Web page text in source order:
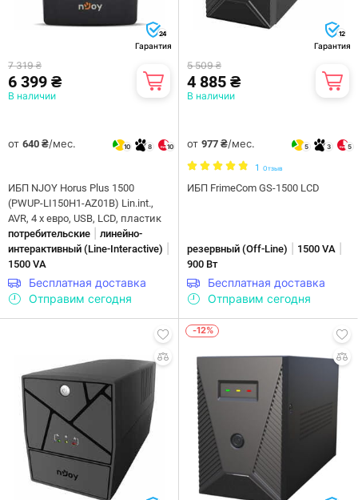
24
Гарантия
7 319 ₴
6 399 ₴
В наличии
от 640 ₴/мес. 10 8 10
ИБП NJOY Horus Plus 1500
(PWUP-LI150H1-AZ01B) Lin.int.,
AVR, 4 x евро, USB, LCD, пластик
потребительские
линейно-
интерактивны­й (Line-Interactive)
1500 VA
Бесплатная доставка
Отправим сегодня
12
Гарантия
5 509 ₴
4 885 ₴
В наличии
от 977 ₴/мес. 5 3 5
1 Отзыв
ИБП FrimeCom GS-1500 LCD
резервный (Off-Line) 1500 VA
900 Вт
Бесплатная доставка
Отправим сегодня
-12%